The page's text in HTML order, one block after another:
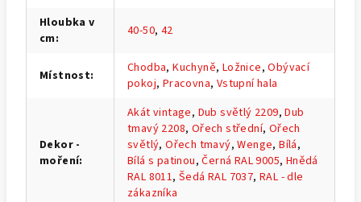
Hloubka v
cm: 40-50, 42
Místnost: Chodba,Kuchyně, Ložnice,Obývací
pokoj, Pracovna, Vstupní hala
Dekor -
moření:
Akát vintage, Dub světlý 2209,Dub
tmavý 2208, Ořech střední, Ořech
světlý,Ořech tmavý,Wenge,Bílá,
Bílá s patinou,Černá RAL 9005, Hnědá
RAL 8011,Šedá RAL 7037,RAL - dle
zákazníka